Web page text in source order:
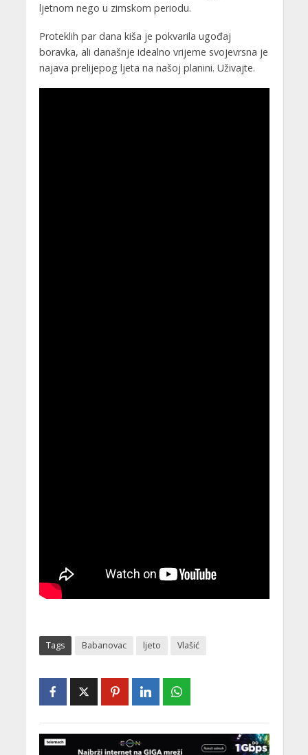
ljetnom nego u zimskom periodu.
Proteklih par dana kiša je pokvarila ugođaj
boravka, ali današnje idealno vrijeme svojevrsna je
najava prelijepog ljeta na našoj planini. Uživajte.
Tags Babanovac ljeto Vlašić